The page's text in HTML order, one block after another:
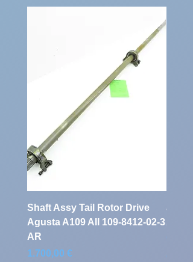
Shaft Assy Tail Rotor Drive
Agusta A109 AII 109-8412-02-3
AR
Preis
1.700,00 €
air
exkl.